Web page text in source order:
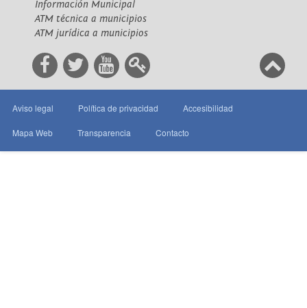
Información Municipal
ATM técnica a municipios
ATM jurídica a municipios
Aviso legal Política de privacidad Accesibilidad
Mapa Web Transparencia Contacto